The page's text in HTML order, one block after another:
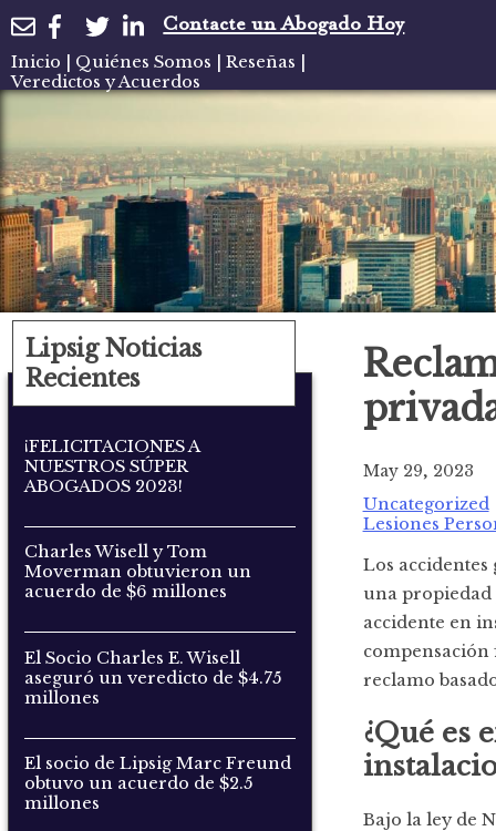
Contacte un Abogado Hoy
Inicio Quiénes Somos Reseñas
Veredictos y Acuerdos
Lipsig Noticias
Recientes
¡FELICITACIONES A
NUESTROS SÚPER
ABOGADOS 2023!
Charles Wisell y Tom
Moverman obtuvieron un
acuerdo de $6 millones
El Socio Charles E. Wisell
aseguró un veredicto de $4.75
millones
El socio de Lipsig Marc Freund
obtuvo un acuerdo de $2.5
millones
May 29, 2023
Uncategorized
Lesiones
Los
una propiedad
accidente en
compensación
reclamo
¿Qué es
Bajo la ley de